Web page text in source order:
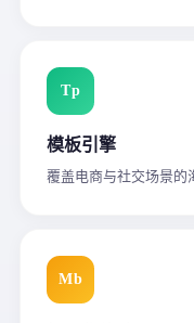
Tp
模板引擎
覆盖电商与社交场景的
Mb